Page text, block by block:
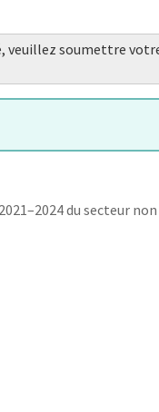
veuillez soumettre
du secteur non